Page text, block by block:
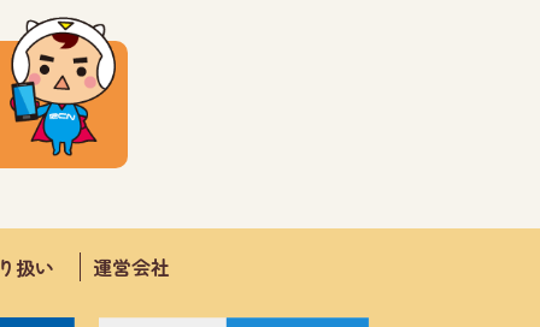
扱い 運営会社